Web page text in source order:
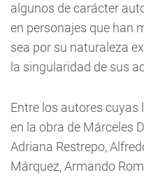
algunos de carácter
en personajes que han
sea por su naturaleza
la singularidad de sus
Entre los autores
en la obra de Márceles
Adriana Restrepo,
Márquez, Armando